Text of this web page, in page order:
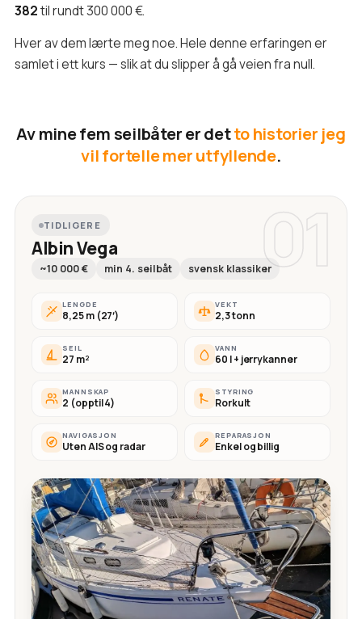
382til rundt 300 000 €.
Hver av dem lærte meg noe. Hele denne erfaringen er
samlet i ett kurs — slik at du slipper å gå veien fra null.
Av mine fem seilbåter er detto historier jeg
vil fortelle mer utfyllende.
01
TIDLIGERE
Albin Vega
~10 000 € min 4. seilbåt svensk klassiker
LENGDE
8,25 m (27′)
VEKT
2,3 tonn
SEIL
27 m²
VANN
60 l + jerrykanner
MANNSKAP
2 (opptil 4)
STYRING
Rorkult
NAVIGASJON
Uten AIS og radar
REPARASJON
Enkel og billig